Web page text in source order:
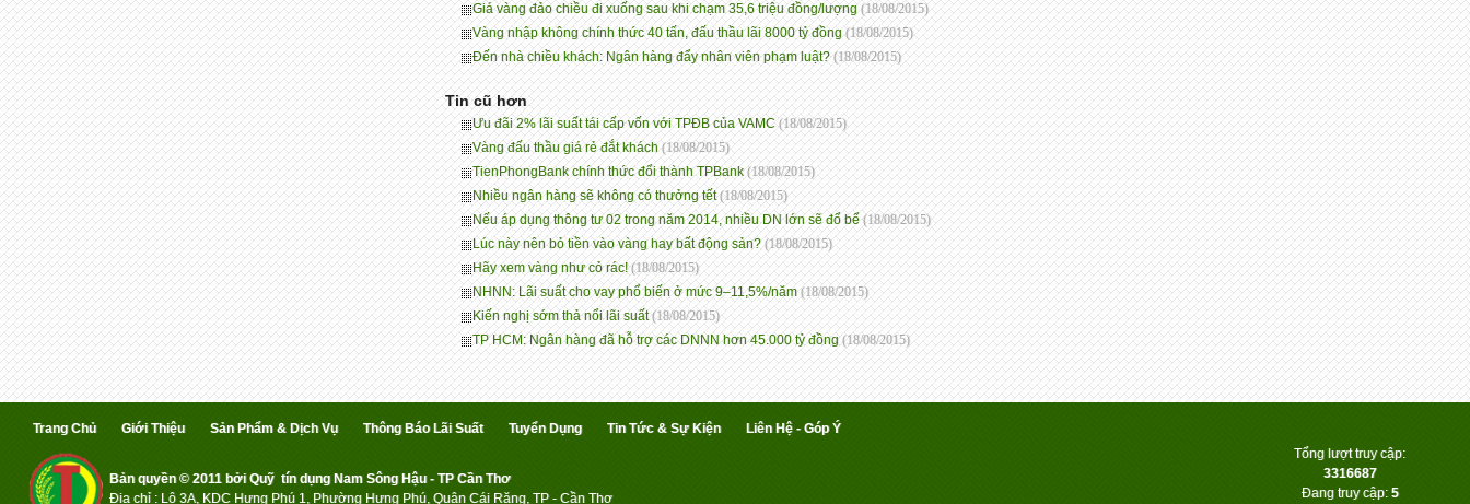
Giá vàng đảo chiều đi xuống sau khi chạm 35,6 triệu đồng/lượng(18/08/2015)
Vàng nhập không chính thức 40 tấn, đấu thầu lãi 8000 tỷ đồng(18/08/2015)
Đến nhà chiều khách: Ngân hàng đẩy nhân viên phạm luật?(18/08/2015)
Tin cũ hơn
Ưu đãi 2% lãi suất tái cấp vốn với TPĐB của VAMC(18/08/2015)
Vàng đấu thầu giá rẻ đắt khách(18/08/2015)
TienPhongBank chính thức đổi thành TPBank(18/08/2015)
Nhiều ngân hàng sẽ không có thưởng tết(18/08/2015)
Nếu áp dụng thông tư 02 trong năm 2014, nhiều DN lớn sẽ đổ bể(18/08/2015)
Lúc này nên bỏ tiền vào vàng hay bất động sản?(18/08/2015)
Hãy xem vàng như cỏ rác!(18/08/2015)
NHNN: Lãi suất cho vay phổ biến ở mức 9–11,5%/năm(18/08/2015)
Kiến nghị sớm thả nổi lãi suất(18/08/2015)
TP HCM: Ngân hàng đã hỗ trợ các DNNN hơn 45.000 tỷ đồng(18/08/2015)
Trang Chủ Giới Thiệu Sản Phẩm & Dịch Vụ Thông Báo Lãi Suất Tuyển Dụng Tin Tức & Sự Kiện Liên Hệ - Góp Ý
Bản quyền © 2011 bởi Quỹ tín dụng Nam Sông Hậu - TP Cần Thơ
Địa chỉ : Lô 3A, KDC Hưng Phú 1, Phường Hưng Phú, Quận Cái Răng, TP - Cần Thơ
Tổng lượt truy cập:
3316687
Đang truy cập: 5